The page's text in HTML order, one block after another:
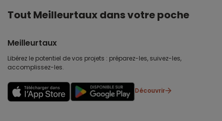
Tout Meilleurtaux dans votre poche
Meilleurtaux
Libérez le potentiel de vos projets : préparez-les, suivez-les,
accomplissez-les.
Découvrir